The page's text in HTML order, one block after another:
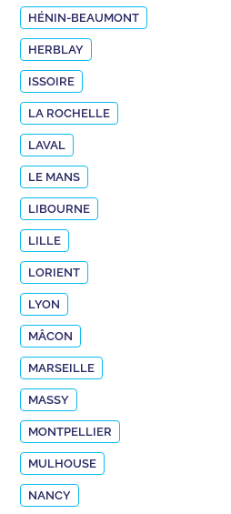
HÉNIN-BEAUMONT
HERBLAY
ISSOIRE
LA ROCHELLE
LAVAL
LE MANS
LIBOURNE
LILLE
LORIENT
LYON
MÂCON
MARSEILLE
MASSY
MONTPELLIER
MULHOUSE
NANCY